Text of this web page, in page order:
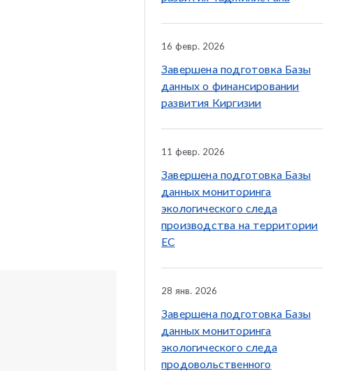
16 февр. 2026
Завершена подготовка Базы
данных о финансировании
развития Киргизии
11 февр. 2026
Завершена подготовка Базы
данных мониторинга
экологического следа
производства на территории
ЕС
28 янв. 2026
Завершена подготовка Базы
данных мониторинга
экологического следа
продовольственного